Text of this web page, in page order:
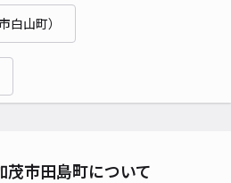
白山町）
茂市田島町について